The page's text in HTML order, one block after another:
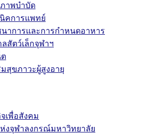
าพบำบัด
คการแพทย์
าการและการกำหนดอาหาร
สัตว์เล็กจุฬาฯ
ต
มสุขภาวะผู้สูงอายุ
เพื่อสังคม
งจุฬาลงกรณ์มหาวิทยาลัย